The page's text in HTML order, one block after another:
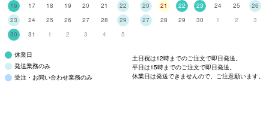
16
17 18 19 20 21
22
23
24 25 26 27 28
29
30
31 1 2 3 4 5
20
21 22 23 24 25
26
27
28 29 30 1 2 3
休業日
発送業務のみ
受注・お問い合わせ業務のみ
土日祝は12時までのご注文で即日発送。
平日は15時までのご注文で即日発送。
休業日は発送できませんので、ご注意願います。